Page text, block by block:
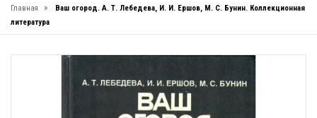
Главная »
Ваш огород. А. Т. Лебедева, И. И. Ершов, М. С. Бунин. Коллекционная
литература